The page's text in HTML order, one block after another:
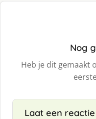
Nog
Heb je dit gemaakt
Laat een